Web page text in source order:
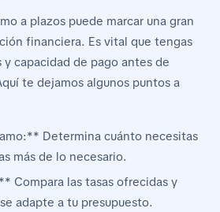
a plazos puede marcar una gran
financiera. Es vital que tengas
capacidad de pago antes de
te dejamos algunos puntos a
Determina cuánto necesitas
más de lo necesario.
Compara las tasas ofrecidas y
adapte a tu presupuesto.